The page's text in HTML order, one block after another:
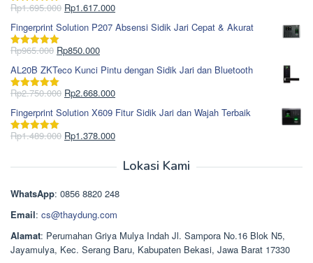
Rp1.978.000.adalah:
Dinilai5.00
Rp1.695.000 Harga
aslinya
adalah:
Rp1.695.000.
Rp1.617.000Harga
saat
ini
Fingerprint Solution P207 Absensi Sidik Jari Cepat & Akurat
Dinilai5.00
Rp965.000 Harga
aslinya
adalah:
Rp965.000.
Rp850.000Harga
saat
ini
adalah:
AL20B ZKTeco Kunci Pintu dengan Sidik Jari dan Bluetooth
Dinilai5.00
Rp2.750.000 Harga
aslinya
adalah:
Rp2.750.000.
Rp2.668.000Harga
saat
ini
adalah:
Fingerprint Solution X609 Fitur Sidik Jari dan Wajah Terbaik
Dinilai5.00
Rp1.489.000 Harga
Rp1.378.000Harga
Rp1.378.000.
Lokasi Kami
WhatsApp: 0856 8820 248
Email: cs@thaydung.com
Alamat: Perumahan Griya Mulya Indah Jl. Sampora No.16 Blok N5,
Jayamulya, Kec. Serang Baru, Kabupaten Bekasi, Jawa Barat 17330